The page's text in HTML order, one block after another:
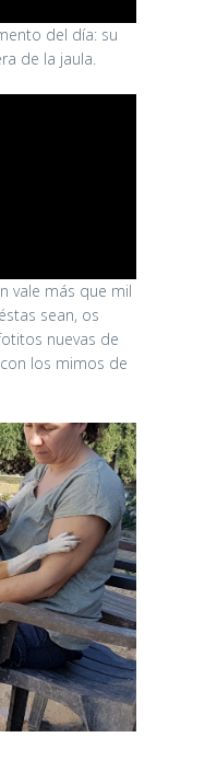
del día: su
de la jaula.
vale más que mil
sean, os
nuevas de
los mimos de